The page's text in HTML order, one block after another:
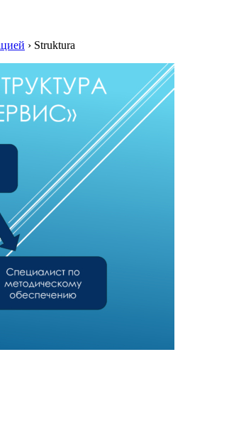
› Struktura